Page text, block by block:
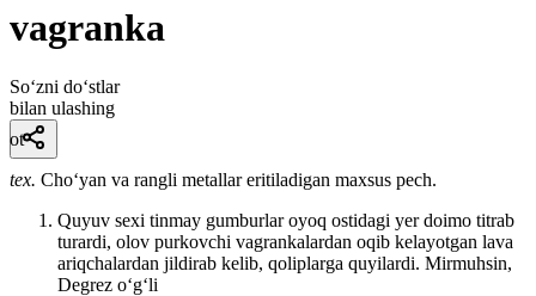
vagranka
So‘zni do‘stlar
bilan ulashing
ot
tex. Choʻyan va rangli metallar eritiladigan maxsus pech.
Quyuv sexi tinmay gumburlar oyoq ostidagi yer doimo titrab
turardi, olov purkovchi vagrankalardan oqib kelayotgan lava
ariqchalardan jildirab kelib, qoliplarga quyilardi. Mirmuhsin,
Degrez oʻgʻli